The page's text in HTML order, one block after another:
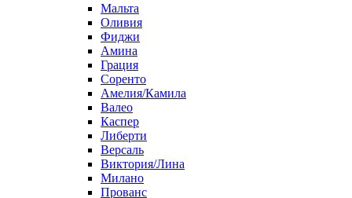
Мальта
Оливия
Фиджи
Амина
Грация
Соренто
Амелия/Камила
Валео
Каспер
Либерти
Версаль
Виктория/Лина
Милано
Прованс